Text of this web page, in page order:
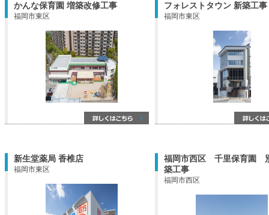
かんな保育園 増築改修工事
福岡市東区
フォレストタウン 新築工事
福岡市東区
新生堂薬局 香椎店
福岡市東区
福岡市西区 千里保育園
築工事
福岡市西区